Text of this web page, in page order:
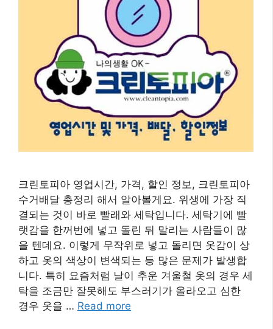
크린토피아 영업시간, 가격, 할인 정보, 크린토피아
수거배달 총정리 해서 알아볼게요. 위생에 가장 직
결되는 것이 바로 빨래와 세탁입니다. 세탁기에 빨
랫감을 한꺼번에 넣고 돌린 뒤 말리는 사람들이 많
을 텐데요. 이렇게 무작위로 넣고 돌리면 옷감이 상
하고 옷의 색상이 변색되는 등 많은 문제가 발생합
니다. 특히 요즘처럼 날이 추운 겨울철 옷의 경우 세
탁을 조금만 잘못해도 부스러기가 올라오고 심한
경우 옷을 … Read more